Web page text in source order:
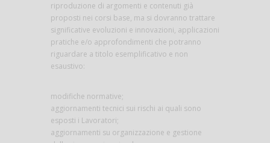
riproduzione di argomenti e contenuti già
proposti nei corsi base, ma si dovranno trattare
significative evoluzioni e innovazioni, applicazioni
pratiche e/o approfondimenti che potranno
riguardare a titolo esemplificativo e non
esaustivo:
modifiche normative;
aggiornamenti tecnici sui rischi ai quali sono
esposti i Lavoratori;
aggiornamenti su organizzazione e gestione